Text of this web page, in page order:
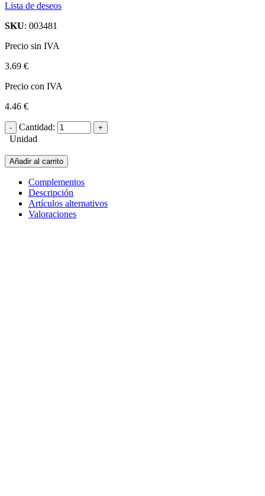
Lista de deseos
SKU: 003481
Precio sin IVA
3.69 €
Precio con IVA
4.46 €
Cantidad:
Unidad
Añadir al carrito
Complementos
Descripción
Artículos alternativos
Valoraciones